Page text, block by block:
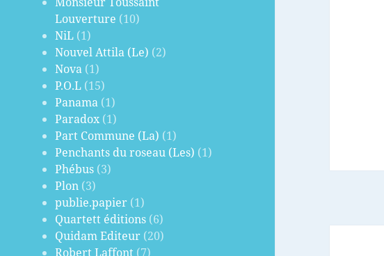
Louverture (10)
NiL (1)
Nouvel Attila (Le) (2)
Nova (1)
P.O.L (15)
Panama (1)
Paradox (1)
Part Commune (La) (1)
Penchants du roseau (Les) (1)
Phébus (3)
Plon (3)
publie.papier (1)
Quartett éditions (6)
Quidam Editeur (20)
Robert Laffont (7)